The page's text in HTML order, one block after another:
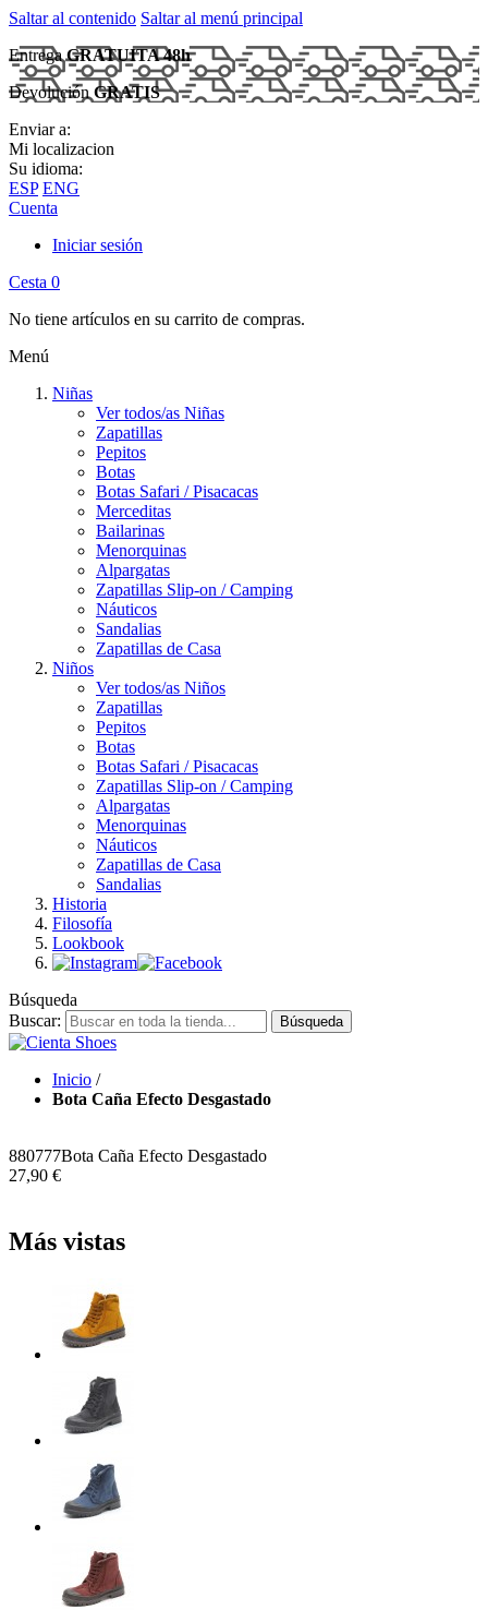
Saltar al contenido Saltar al menú principal
EntregaGRATUITA 48h
DevoluciónGRATIS
Enviar a:
Mi localizacion
Su idioma:
ESP ENG
Cuenta
Iniciar sesión
Cesta 0
No tiene artículos en su carrito de compras.
Menú
Niñas
Ver todos/as Niñas
Zapatillas
Pepitos
Botas
Botas Safari / Pisacacas
Merceditas
Bailarinas
Menorquinas
Alpargatas
Zapatillas Slip-on / Camping
Náuticos
Sandalias
Zapatillas de Casa
Niños
Ver todos/as Niños
Zapatillas
Pepitos
Botas
Botas Safari / Pisacacas
Zapatillas Slip-on / Camping
Alpargatas
Menorquinas
Náuticos
Zapatillas de Casa
Sandalias
Historia
Filosofía
Lookbook
Búsqueda
Buscar:
Búsqueda
Inicio /
Bota Caña Efecto Desgastado
880777Bota Caña Efecto Desgastado
27,90 €
Más vistas